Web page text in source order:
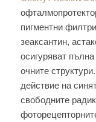
пигментни
зеаксантин,
осигуряват
очните
действие на
свободните